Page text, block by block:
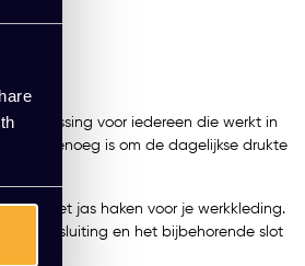
oplossing voor iedereen die werkt in
genoeg is om de dagelijkse drukte
is met jas haken voor je werkkleding.
draaisluiting en het bijbehorende slot